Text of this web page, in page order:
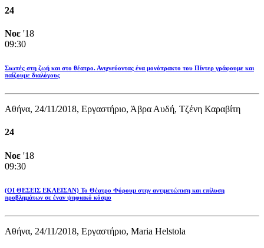
24
Νοε '18
09:30
Σιωπές στη ζωή και στο θέατρο. Ανιχνεύοντας ένα μονόπρακτο του Πίντερ γράφουμε και
παίζουμε διαλόγους
Αθήνα, 24/11/2018, Εργαστήριο, Άβρα Αυδή, Τζένη Καραβίτη
24
Νοε '18
09:30
(ΟΙ ΘΕΣΕΙΣ ΕΚΛΕΙΣΑΝ) Το Θέατρο Φόρουμ στην αντιμετώπιση και επίλυση
προβλημάτων σε έναν ψηφιακό κόσμο
Αθήνα, 24/11/2018, Εργαστήριο, Maria Helstola